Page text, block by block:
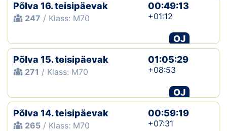
Põlva 16. teisipäevak
247 / Klass: M70
00:49:13
+01:12
OJ
Põlva 15. teisipäevak
271 / Klass: M70
01:05:29
+08:53
OJ
Põlva 14. teisipäevak
265 / Klass: M70
00:59:19
+07:31